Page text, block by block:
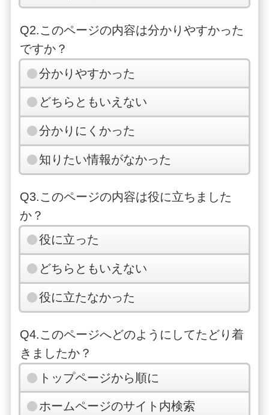
Q2.このページの内容は分かりやすかった
ですか？
分かりやすかった
どちらともいえない
分かりにくかった
知りたい情報がなかった
Q3.このページの内容は役に立ちました
か？
役に立った
どちらともいえない
役に立たなかった
Q4.このページへどのようにしてたどり着
きましたか？
トップページから順に
ホームページのサイト内検索